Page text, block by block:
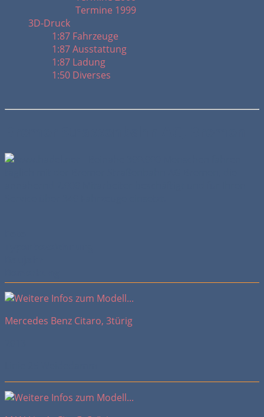
Termine 1999
3D-Druck
1:87 Fahrzeuge
1:87 Ausstattung
1:87 Ladung
1:50 Diverses
Mercedes Benz Citaro, 3türig